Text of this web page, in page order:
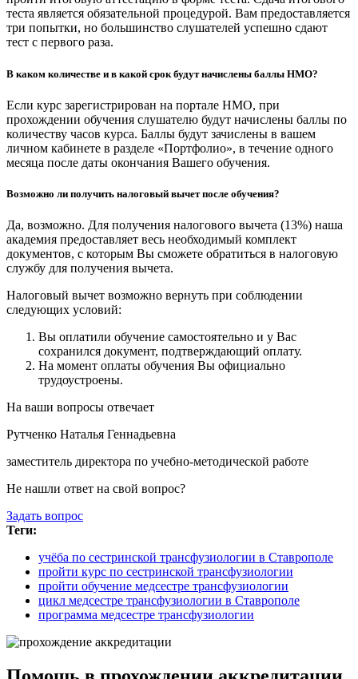
теста является обязательной процедурой. Вам предоставляется
три попытки, но большинство слушателей успешно сдают
тест с первого раза.
В каком количестве и в какой срок будут начислены баллы НМО?
Если курс зарегистрирован на портале НМО, при
прохождении обучения слушателю будут начислены баллы по
количеству часов курса. Баллы будут зачислены в вашем
личном кабинете в разделе «Портфолио», в течение одного
месяца после даты окончания Вашего обучения.
Возможно ли получить налоговый вычет после обучения?
Да, возможно. Для получения налогового вычета (13%) наша
академия предоставляет весь необходимый комплект
документов, с которым Вы сможете обратиться в налоговую
службу для получения вычета.
Налоговый вычет возможно вернуть при соблюдении
следующих условий:
Вы оплатили обучение самостоятельно и у Вас
сохранился документ, подтверждающий оплату.
На момент оплаты обучения Вы официально
трудоустроены.
На ваши вопросы отвечает
Рутченко Наталья Геннадьевна
заместитель директора по учебно-методической работе
Не нашли ответ на свой вопрос?
Задать вопрос
Теги:
учёба по сестринской трансфузиологии в Ставрополе
пройти курс по сестринской трансфузиологии
пройти обучение медсестре трансфузиологии
цикл медсестре трансфузиологии в Ставрополе
программа медсестре трансфузиологии